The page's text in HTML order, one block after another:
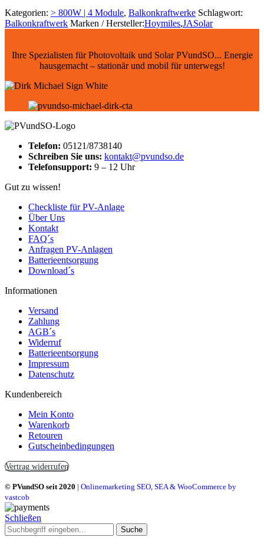
Kategorien: > 800W | 4 Module, Balkonkraftwerke Schlagwort:
Balkonkraftwerk Marken / Hersteller:Hoymiles,JASolar
Ihre Spezialisten für Photovoltaik und Solar PVundSO... Energie
hausgemacht – stationär und mobil für unterwegs!
Telefon: 05121/8738140
Schreiben Sie uns: kontakt@pvundso.de
Telefonsupport: 9 – 12 Uhr
Gut zu wissen!
Checkliste für PV-Anlage
Über Uns
Kontakt
FAQ´s
Anfragen PV-Anlagen
Batterieentsorgung
Download´s
Informationen
Versand
Zahlung
AGB´s
Widerruf
Batterieentsorgung
Impressum
Datenschutz
Kundenbereich
Mein Konto
Warenkorb
Retouren
Gutscheinbedingungen
Vertrag widerrufen
© PVundSO seit 2020 | Onlinemarketing SEO, SEA & WooCommerce by
vastcob
Schließen
Suche